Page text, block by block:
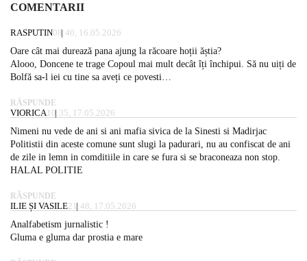
COMENTARII
RASPUTIN08:40, 16.05.2026
Oare cât mai durează pana ajung la răcoare hoții ăștia?
Alooo, Doncene te trage Copoul mai mult decât îți închipui. Să nu uiți de
Bolfă sa-l iei cu tine sa aveți ce povesti…
RĂSPUNDE
VIORICA 10:35, 17.05.2026
Nimeni nu vede de ani si ani mafia sivica de la Sinesti si Madirjac
Politistii din aceste comune sunt slugi la padurari, nu au confiscat de ani
de zile in lemn in comditiile in care se fura si se braconeaza non stop.
HALAL POLITIE
RĂSPUNDE
ILIE ȘI VASILE21:48, 17.05.2026
Analfabetism jurnalistic !
Gluma e gluma dar prostia e mare